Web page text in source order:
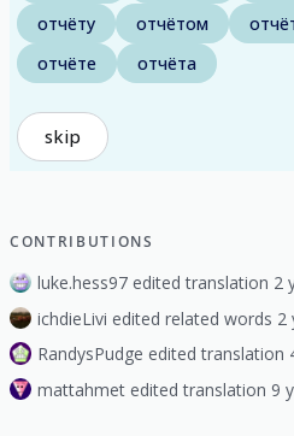
отчёту
отчётом
отчёте
отчёта
skip
CONTRIBUTIONS
luke.hess97 edited translation 2
ichdieLivi edited related words 2
RandysPudge edited translation
mattahmet edited translation 9